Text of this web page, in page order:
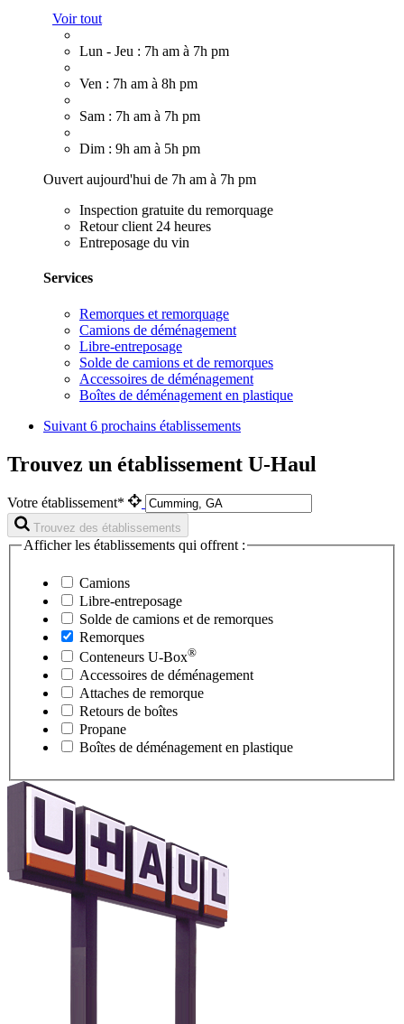
Voir tout
Lun - Jeu : 7h am à 7h pm
Ven : 7h am à 8h pm
Sam : 7h am à 7h pm
Dim : 9h am à 5h pm
Ouvert aujourd'hui de 7h am à 7h pm
Inspection gratuite du remorquage
Retour client 24 heures
Entreposage du vin
Services
Remorques et remorquage
Camions de déménagement
Libre-entreposage
Solde de camions et de remorques
Accessoires de déménagement
Boîtes de déménagement en plastique
Suivant 6 prochains établissements
Trouvez un établissement U-Haul
Votre établissement*
Trouvez des établissements
Afficher les établissements qui offrent :
Camions
Libre-entreposage
Solde de camions et de remorques
Remorques
Conteneurs U-Box®
Accessoires de déménagement
Attaches de remorque
Retours de boîtes
Propane
Boîtes de déménagement en plastique